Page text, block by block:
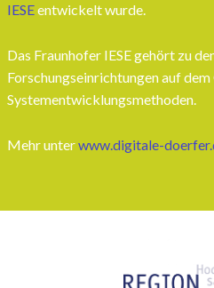
IESEentwickelt wurde.
Das Fraunhofer IESE gehört zu
Forschungseinrichtungen auf
Systementwicklungsmethoden.
Mehr unterwww.digitale-